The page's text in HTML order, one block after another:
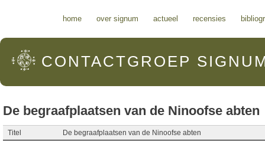
home over signum actueel recensies
CONTACTGROEP
De begraafplaatsen van de Ninoofse abten
Titel
De begraafplaatsen van de Ninoofse abten